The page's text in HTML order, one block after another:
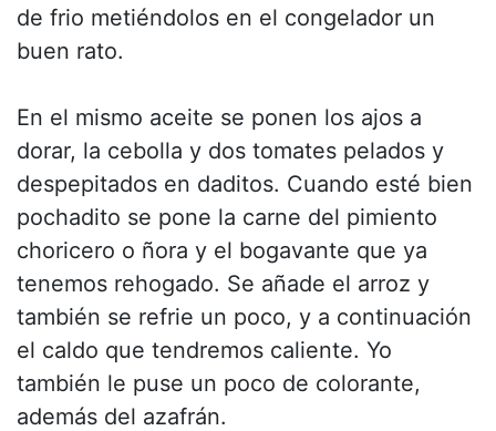
de frio metiéndolos en el congelador un
buen rato.
En el mismo aceite se ponen los ajos a
dorar, la cebolla y dos tomates pelados y
despepitados en daditos. Cuando esté bien
pochadito se pone la carne del pimiento
choricero o ñora y el bogavante que ya
tenemos rehogado. Se añade el arroz y
también se refrie un poco, y a continuación
el caldo que tendremos caliente. Yo
también le puse un poco de colorante,
además del azafrán.